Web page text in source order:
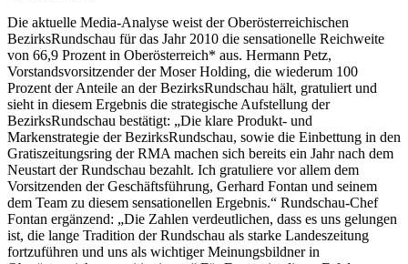
Die aktuelle Media-Analyse weist der Oberösterreichischen
BezirksRundschau für das Jahr 2010 die sensationelle Reichweite
von 66,9 Prozent in Oberösterreich* aus. Hermann Petz,
Vorstandsvorsitzender der Moser Holding, die wiederum 100
Prozent der Anteile an der BezirksRundschau hält, gratuliert und
sieht in diesem Ergebnis die strategische Aufstellung der
BezirksRundschau bestätigt: „Die klare Produkt- und
Markenstrategie der BezirksRundschau, sowie die Einbettung in den
Gratiszeitungsring der RMA machen sich bereits ein Jahr nach dem
Neustart der Rundschau bezahlt. Ich gratuliere vor allem dem
Vorsitzenden der Geschäftsführung, Gerhard Fontan und seinem
dem Team zu diesem sensationellen Ergebnis.“ Rundschau-Chef
Fontan ergänzend: „Die Zahlen verdeutlichen, dass es uns gelungen
ist, die lange Tradition der Rundschau als starke Landeszeitung
fortzuführen und uns als wichtiger Meinungsbildner in